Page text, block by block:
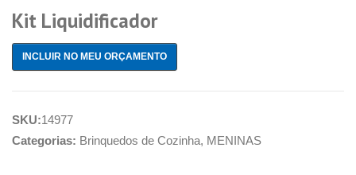
Kit Liquidificador
INCLUIR NO MEU ORÇAMENTO
SKU:14977
Categorias: Brinquedos de Cozinha, MENINAS